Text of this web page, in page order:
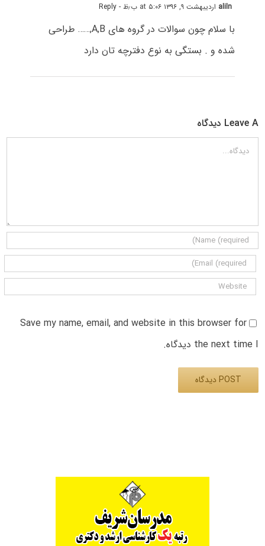
aliln اردیبهشت ۹, ۱۳۹۶ at ۵:۰۶ ب٫ظ - Reply
با سلام چون سوالات در گروه های A,B,…… طراحی
شده و . بستگی به نوع دفترچه تان دارد
Leave A دیدگاه
دیدگاه
Save my name, email, and website in this browser for
the next time I دیدگاه.